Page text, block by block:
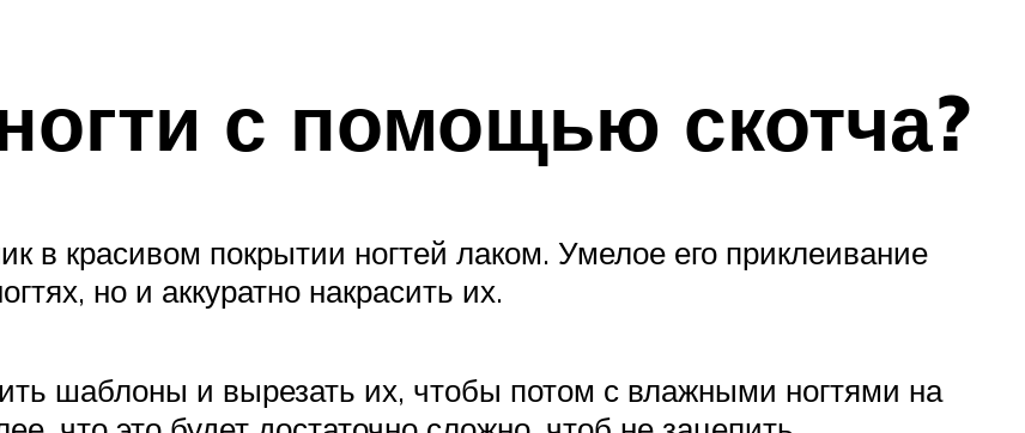
с помощью скотча?
в красивом покрытии ногтей лаком. Умелое его приклеивание
но и аккуратно накрасить их.
шаблоны и вырезать их, чтобы потом с влажными ногтями на